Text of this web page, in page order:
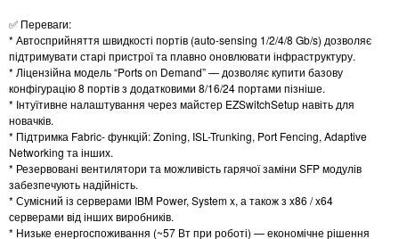
✅ Переваги:
* Автосприйняття швидкості портів (auto-sensing 1/2/4/8 Gb/s) дозволяє
підтримувати старі пристрої та плавно оновлювати інфраструктуру.
* Ліцензійна модель “Ports on Demand” — дозволяє купити базову
конфігурацію 8 портів з додатковими 8/16/24 портами пізніше.
* Інтуїтивне налаштування через майстер EZSwitchSetup навіть для
новачків.
* Підтримка Fabric- функцій: Zoning, ISL-Trunking, Port Fencing, Adaptive
Networking та інших.
* Резервовані вентилятори та можливість гарячої заміни SFP модулів
забезпечують надійність.
* Сумісний із серверами IBM Power, System x, а також з x86 / x64
серверами від інших виробників.
* Низьке енергоспоживання (~57 Вт при роботі) — економічне рішення